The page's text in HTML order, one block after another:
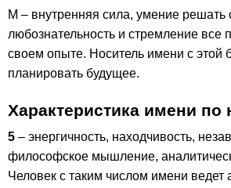
М – внутренняя сила, умение решать
любознательность и стремление все
своем опыте. Носитель имени с этой
планировать будущее.
Характеристика имени по
5 – энергичность, находчивость,
философское мышление,
Человек с таким числом имени ведет